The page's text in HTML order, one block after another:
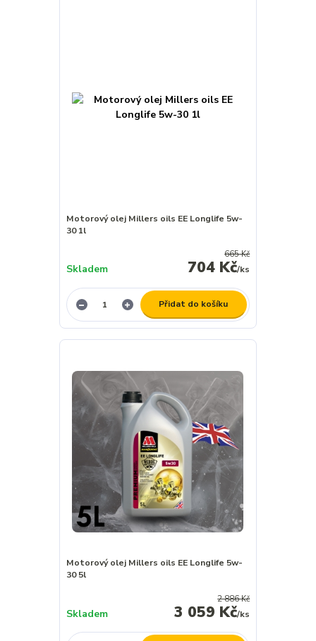
Motorový olej Millers oils EE Longlife 5w-
30 1l
665 Kč
704 Kč/ks
Skladem
Přidat do košíku
Motorový olej Millers oils EE Longlife 5w-
30 5l
2 886 Kč
3 059 Kč/ks
Skladem